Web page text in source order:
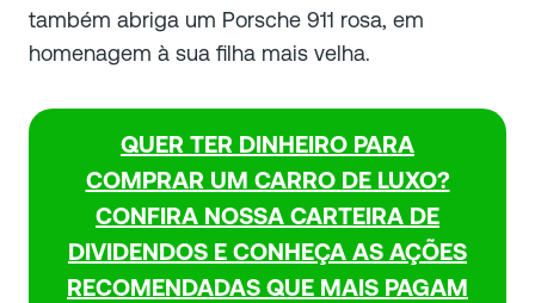
também abriga um Porsche 911 rosa, em
homenagem à sua filha mais velha.
QUER TER DINHEIRO PARA
COMPRAR UM CARRO DE LUXO?
CONFIRA NOSSA CARTEIRA DE
DIVIDENDOS E CONHEÇA AS AÇÕES
RECOMENDADAS QUE MAIS PAGAM